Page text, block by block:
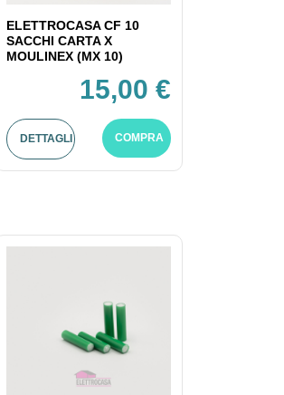
ELETTROCASA CF 10
SACCHI CARTA X
MOULINEX (MX 10)
15,00 €
DETTAGLI COMPRA